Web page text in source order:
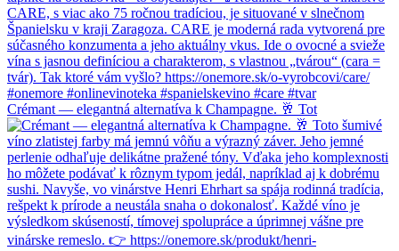
Crémant — elegantná alternatíva k Champagne. 🥂 Tot